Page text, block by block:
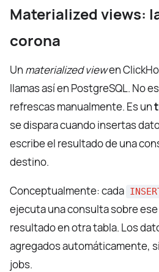
Materialized views:
corona
Un materialized viewen
llamas así en PostgreSQL. No
refrescas manualmente. Es un
se dispara cuando insertas
escribe el resultado de una
destino.
Conceptualmente: cada
ejecuta una consulta sobre
resultado en otra tabla. Los
agregados automáticamente,
jobs.